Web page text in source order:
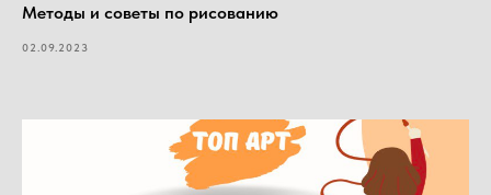
Методы и советы по рисованию
02.09.2023